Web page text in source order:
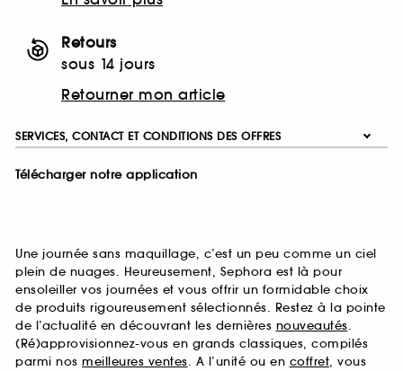
Retours
sous 14 jours
Retourner mon article
SERVICES, CONTACT ET CONDITIONS DES OFFRES
Télécharger notre application
Une journée sans maquillage, c’est un peu comme un ciel
plein de nuages. Heureusement, Sephora est là pour
ensoleiller vos journées et vous offrir un formidable choix
de produits rigoureusement sélectionnés. Restez à la pointe
de l’actualité en découvrant les dernières nouveautés.
(Ré)approvisionnez-vous en grands classiques, compilés
parmi nos meilleures ventes. A l’unité ou en coffret, vous